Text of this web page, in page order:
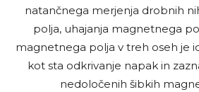
natančnega merjenja drobnih
polja, uhajanja magnetnega
magnetnega polja v treh oseh je
kot sta odkrivanje napak in
nedoločenih šibkih